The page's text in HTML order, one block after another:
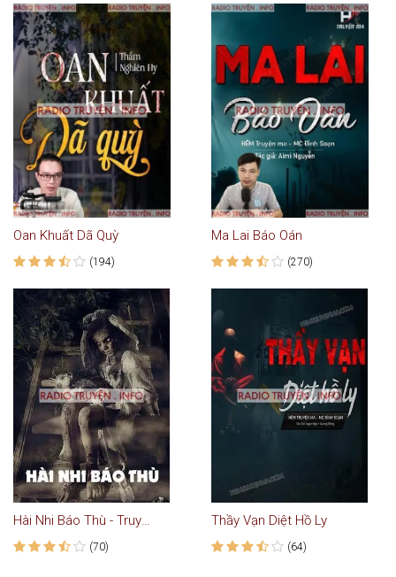
Oan Khuất Dã Quỳ
(194)
Ma Lai Báo Oán
(270)
Hài Nhi Báo Thù - Truyện Ma Kinh Dị
(70)
Thầy Vạn Diệt Hồ Ly
(64)